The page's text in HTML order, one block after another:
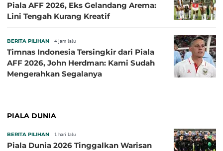
Piala AFF 2026, Eks Gelandang Arema:
Lini Tengah Kurang Kreatif
BERITA PILIHAN 4 jam lalu
Timnas Indonesia Tersingkir dari Piala
AFF 2026, John Herdman: Kami Sudah
Mengerahkan Segalanya
PIALA DUNIA
BERITA PILIHAN 1 hari lalu
Piala Dunia 2026 Tinggalkan Warisan